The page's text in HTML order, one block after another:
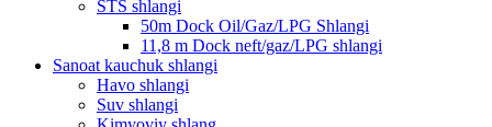
STS shlangi
50m Dock Oil/Gaz/LPG Shlangi
11,8 m Dock neft/gaz/LPG shlangi
Sanoat kauchuk shlangi
Havo shlangi
Suv shlangi